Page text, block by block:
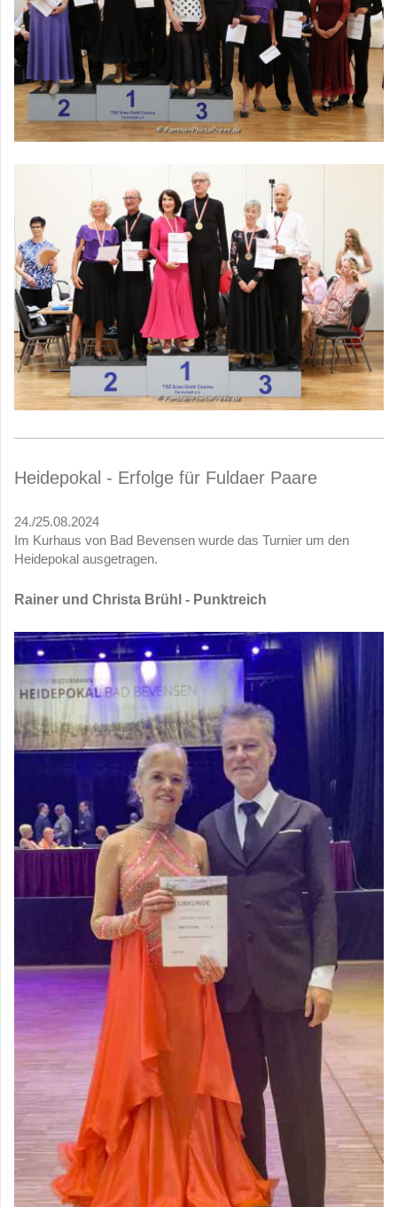
Heidepokal - Erfolge für Fuldaer Paare
24./25.08.2024
Im Kurhaus von Bad Bevensen wurde das Turnier um den
Heidepokal ausgetragen.
Rainer und Christa Brühl - Punktreich